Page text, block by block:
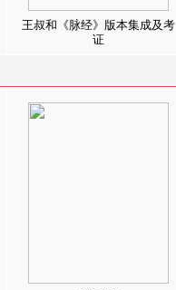
王叔和《脉经》版本集成及考
证